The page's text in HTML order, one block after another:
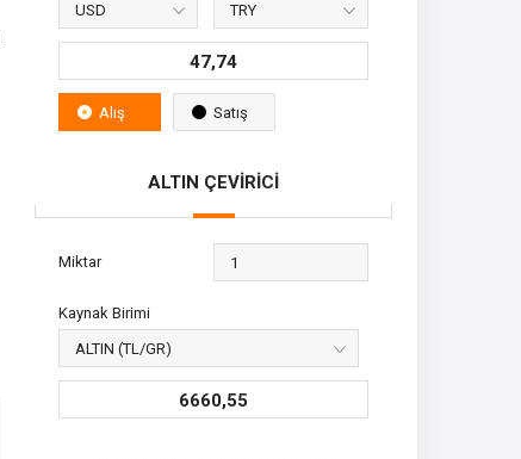
47,74
Alış Satış
ALTIN ÇEVİRİCİ
Miktar
Kaynak Birimi
6660,55